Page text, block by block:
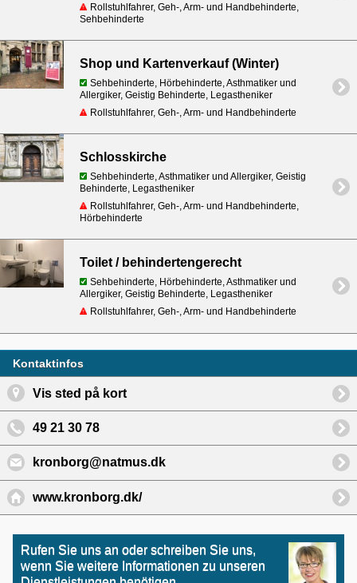
Rollstuhlfahrer, Geh-, Arm- und Handbehinderte,
Sehbehinderte
Shop und Kartenverkauf (Winter)
Sehbehinderte, Hörbehinderte, Asthmatiker und
Allergiker, Geistig Behinderte, Legastheniker
Rollstuhlfahrer, Geh-, Arm- und Handbehinderte
Schlosskirche
Sehbehinderte, Asthmatiker und Allergiker, Geistig
Behinderte, Legastheniker
Rollstuhlfahrer, Geh-, Arm- und Handbehinderte,
Hörbehinderte
Toilet / behindertengerecht
Sehbehinderte, Hörbehinderte, Asthmatiker und
Allergiker, Geistig Behinderte, Legastheniker
Rollstuhlfahrer, Geh-, Arm- und Handbehinderte
Kontaktinfos
Vis sted på kort
49 21 30 78
kronborg@natmus.dk
www.kronborg.dk/
Rufen Sie uns an oder schreiben Sie uns,
wenn Sie weitere Informationen zu unseren